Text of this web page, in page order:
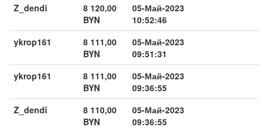
Z_dendi
8 120,00
BYN
05-Май-2023
10:52:46
ykrop161
8 111,00
BYN
05-Май-2023
09:51:31
ykrop161
8 111,00
BYN
05-Май-2023
09:36:55
Z_dendi
8 110,00
BYN
05-Май-2023
09:36:55